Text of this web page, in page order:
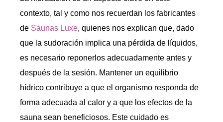
contexto, tal y como nos recuerdan los fabricantes
de Saunas Luxe, quienes nos explican que, dado
que la sudoración implica una pérdida de líquidos,
es necesario reponerlos adecuadamente antes y
después de la sesión. Mantener un equilibrio
hídrico contribuye a que el organismo responda de
forma adecuada al calor y a que los efectos de la
sauna sean beneficiosos. Este cuidado es